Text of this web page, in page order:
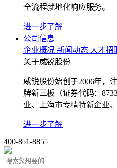
全流程就地化响应服务。
进一步了解
公司信息
企业概况 新闻动态 人才招
关于威锐股份
威锐股份始创于2006年，
牌新三板（证券代码：
业、上海市专精特新企业
进一步了解
400-861-8855